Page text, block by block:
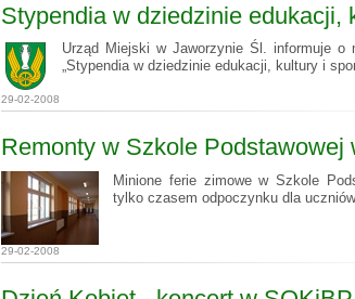
Stypendia w dziedzinie edukacji,
Urząd Miejski w Jaworzynie Śl. informuje o
„Stypendia w dziedzinie edukacji, kultury i
29-02-2008
Remonty w Szkole Podstawowej
Minione ferie zimowe w Szkole
tylko czasem odpoczynku dla
29-02-2008